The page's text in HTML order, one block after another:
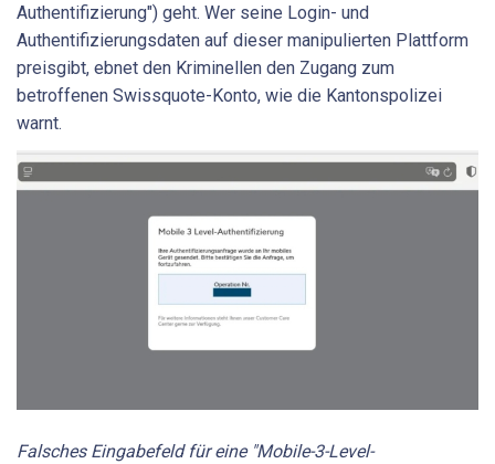
Authentifizierung") geht. Wer seine Login- und
Authentifizierungsdaten auf dieser manipulierten Plattform
preisgibt, ebnet den Kriminellen den Zugang zum
betroffenen Swissquote-Konto, wie die Kantonspolizei
warnt.
Falsches Eingabefeld für eine "Mobile-3-Level-